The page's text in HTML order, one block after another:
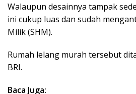
Walaupun desainnya tampak
ini cukup luas dan sudah
Milik (SHM).
Rumah lelang murah tersebut
BRI.
Baca Juga: